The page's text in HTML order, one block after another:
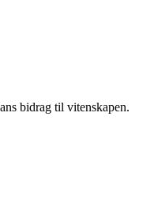
bidrag til vitenskapen.